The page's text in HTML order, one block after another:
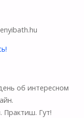
об интересном
Практиш. Гут!